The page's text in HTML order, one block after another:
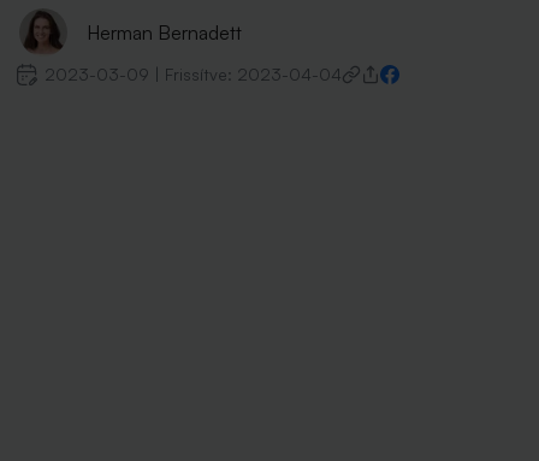
Herman Bernadett
2023-03-09 Frissítve: 2023-04-04